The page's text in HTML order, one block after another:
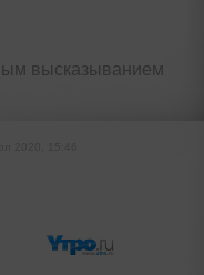
высказыванием